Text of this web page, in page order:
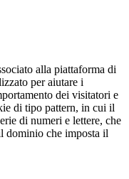
alla piattaforma di
per aiutare i
dei visitatori e
di tipo pattern, in cui il
di numeri e lettere, che
dominio che imposta il